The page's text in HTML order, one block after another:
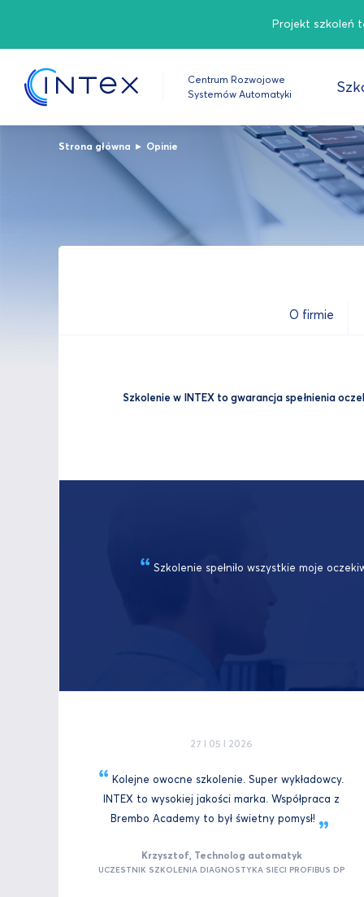
Projekt szkoleń
Centrum Rozwojowe
Systemów Automatyki
Strona główna ▸ Opinie
O firmie
Szkolenie w INTEX to gwarancja spełnienia
Szkolenie spełniło wszystkie moje
27 I 05 I 2026
Kolejne owocne szkolenie. Super wykładowcy.
INTEX to wysokiej jakości marka. Współpraca z
Brembo Academy to był świetnypomysł!
Krzysztof, Technolog automatyk
UCZESTNIK SZKOLENIA DIAGNOSTYKA SIECI PROFIBUS DP